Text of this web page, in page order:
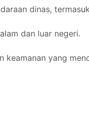
dinas,
dan luar negeri.
keamanan yang